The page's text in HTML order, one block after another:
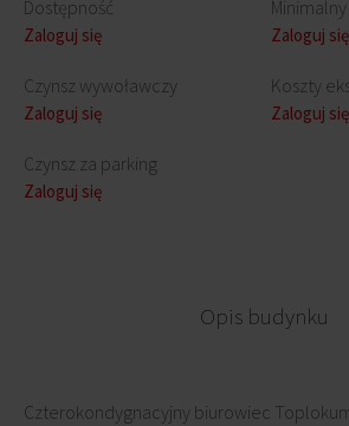
Dostępność
Zaloguj się
Czynsz wywoławczy
Zaloguj się
Czynsz za parking
Zaloguj się
Zaloguj się
Koszty
Zaloguj się
Opis budynku
Czterokondygnacyjny biurowiec